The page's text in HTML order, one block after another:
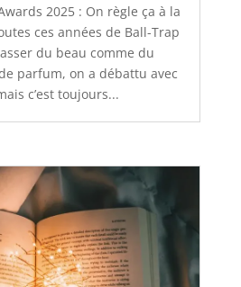
2025 : On règle ça à la
ces années de Ball-Trap
du beau comme du
parfum, on a débattu avec
c’est toujours...